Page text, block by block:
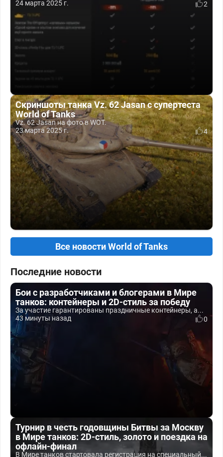
24 марта 2025 г. 2
Скриншоты танка Vz. 62 Jasan с супертеста
World of Tanks
Vz. 62 Jasan на фото в WOT.
23 марта 2025 г.
4
Все новости World of Tanks
Последние новости
Бои с разработчиками и блогерами в Мире
танков: контейнеры и 2D-стиль за победу
За участие гарантированы праздничные контейнеры, а...
43 минуты назад
0
Турнир в честь годовщины Битвы за Москву
в Мире танков: 2D-стиль, золото и поездка на
офлайн-финал
В Мире танков стартовала регистрация на специальный...